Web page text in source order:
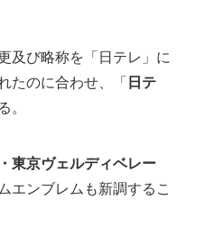
及び略称を「日テレ」に
たのに合わせ、「 日テ
。
東京ヴェルディベレー
エンブレムも新調するこ